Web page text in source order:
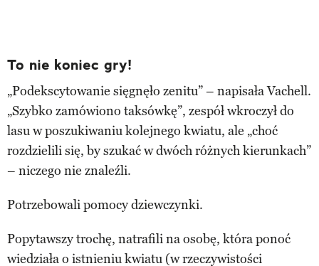
To nie koniec gry!
„Podekscytowanie sięgnęło zenitu” – napisała Vachell.
„Szybko zamówiono taksówkę”, zespół wkroczył do
lasu w poszukiwaniu kolejnego kwiatu, ale „choć
rozdzielili się, by szukać w dwóch różnych kierunkach”
– niczego nie znaleźli.
Potrzebowali pomocy dziewczynki.
Popytawszy trochę, natrafili na osobę, która ponoć
wiedziała o istnieniu kwiatu (w rzeczywistości